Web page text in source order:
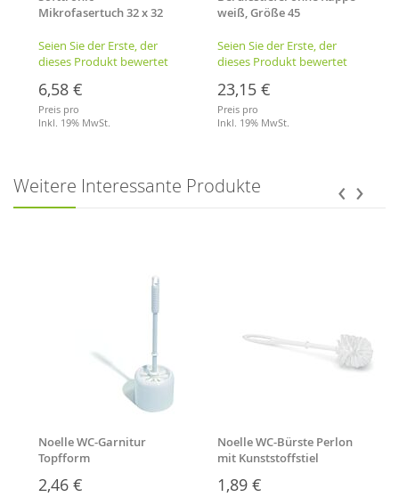
Mikrofasertuch 32 x 32
Seien Sie der Erste, der
dieses Produkt bewertet
6,58 €
Preis pro
Inkl. 19% MwSt.
weiß, Größe 45
Seien Sie der Erste, der
dieses Produkt bewertet
23,15 €
Preis pro
Inkl. 19% MwSt.
Weitere Interessante Produkte
Noelle WC-Garnitur
Topfform
2,46 €
Noelle WC-Bürste Perlon
mit Kunststoffstiel
1,89 €
‹ ›